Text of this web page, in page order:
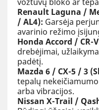
Renault Laguna /
/ AL4): Garsėja
avarinio režimo
Honda Accord / CR-
drebėjimai,
padėtį.
Mazda 6 / CX-5 / 3
tepalų
arba vibracijos.
Nissan X-Trail /